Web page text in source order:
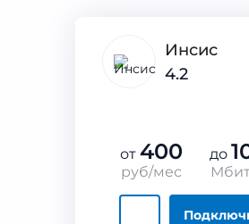
Инсис
4.2
от 400
руб/мес
до